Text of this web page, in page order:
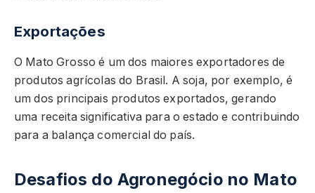
Exportações
O Mato Grosso é um dos maiores exportadores de
produtos agrícolas do Brasil. A soja, por exemplo, é
um dos principais produtos exportados, gerando
uma receita significativa para o estado e contribuindo
para a balança comercial do país.
Desafios do Agronegócio no Mato